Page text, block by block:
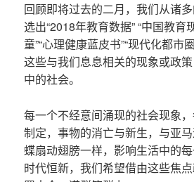
回顾即将过去的二月，我们从诸
选出“2018年教育数据” “中国教育
童”“心理健康蓝皮书”“现代化都市
这些与我们息息相关的现象或政
中的社会。
每一个不经意间涌现的社会现象
制定，事物的消亡与新生，与亚
蝶扇动翅膀一样，影响生活中的每
时代恒新，我们希望借由这些焦